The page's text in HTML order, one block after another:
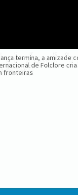
termina, a amizade
de Folclore
fronteiras